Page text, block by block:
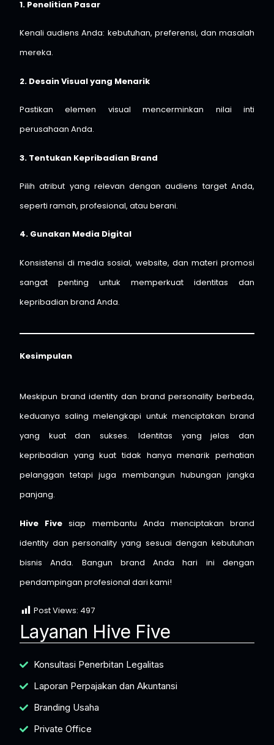
1. Penelitian Pasar
Kenali audiens Anda: kebutuhan, preferensi, dan masalah
mereka.
2. Desain Visual yang Menarik
Pastikan elemen visual mencerminkan nilai inti
perusahaan Anda.
3. Tentukan Kepribadian Brand
Pilih atribut yang relevan dengan audiens target Anda,
seperti ramah, profesional, atau berani.
4. Gunakan Media Digital
Konsistensi di media sosial, website, dan materi promosi
sangat penting untuk memperkuat identitas dan
kepribadian brand Anda.
Kesimpulan
Meskipun brand identity dan brand personality berbeda,
keduanya saling melengkapi untuk menciptakan brand
yang kuat dan sukses. Identitas yang jelas dan
kepribadian yang kuat tidak hanya menarik perhatian
pelanggan tetapi juga membangun hubungan jangka
panjang.
Hive Five siap membantu Anda menciptakan brand
identity dan personality yang sesuai dengan kebutuhan
bisnis Anda. Bangun brand Anda hari ini dengan
pendampingan profesional dari kami!
Post Views: 497
Layanan Hive Five
Konsultasi Penerbitan Legalitas
Laporan Perpajakan dan Akuntansi
Branding Usaha
Private Office